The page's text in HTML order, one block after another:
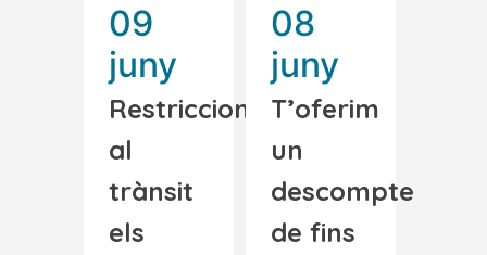
09
juny
Restriccions
al
trànsit
els
08
juny
T’oferim
un
descompte
de fins